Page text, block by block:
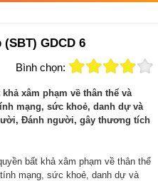
GDCD 6
Bình chọn:
xâm phạm về thân thể và
mạng, sức khoẻ, danh dự và
Đánh người, gây thương tích
bất khả xâm phạm về thân thể
mạng, sức khoẻ, danh dự và